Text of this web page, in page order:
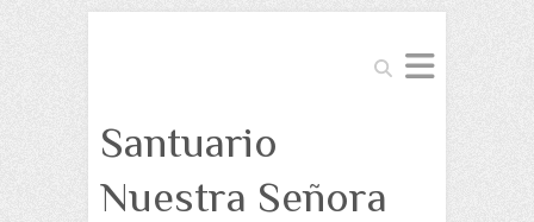
Buscar
Santuario
Nuestra Señora